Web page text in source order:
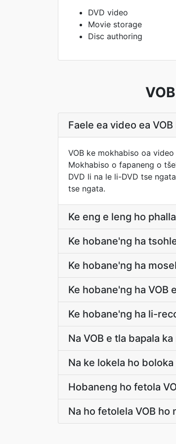
DVD video
Movie storage
Disc authoring
Faele ea video ea
VOB ke mokhabiso oa
Mokhabiso o fapaneng o
DVD li na le li-DVD tse
tse ngata.
Ke eng e leng ho
Ke hobane'ng ha
Ke hobane'ng ha
Ke hobane'ng ha VOB
Ke hobane'ng ha li-
Na VOB e tla bapala
Na ke lokela ho
Hobaneng ho fetola
Na ho fetolela VOB